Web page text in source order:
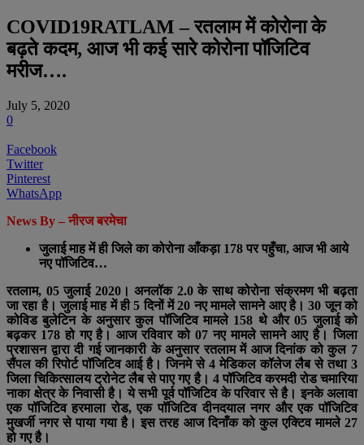
COVID19RATLAM – रतलाम में कोरोना के
बढ़ते कदम, आज भी कई सारे कोरोना पॉजिटिव
मरीज….
July 5, 2020
0
Facebook
Twitter
Pinterest
WhatsApp
News By – नीरज बरमेचा
जुलाई माह में ही जिले का कोरोना आँकड़ा 178 पर पहुँचा, आज भी आये
नए पॉजिटिव…
रतलाम, 05 जुलाई 2020। अनलॉक 2.0 के साथ कोरोना संक्रमण भी बढ़ता
जा रहा है। जुलाई माह में ही 5 दिनों में 20 नए मामले सामने आए है। 30 जून को
कोविड बुलेटिन के अनुसार कुल पॉजिटिव मामले 158 थे और 05 जुलाई को
बढ़कर 178 हो गए है। आज रविवार को 07 नए मामले सामने आए है। जिला
प्रशासन द्वारा दी गई जानकारी के अनुसार रतलाम में आज दिनांक को कुल 7
सैंपल की रिपोर्ट पॉजिटिव आई है। जिनमे से 4 मेडिकल कॉलेज लैब से तथा 3
जिला चिकित्सालय ट्रोनेट लैब से पाए गए है। 4 पॉजिटिव करमदी रोड चमारिया
नाका क्षेत्र के निवासी है। ये सभी पूर्व पॉजिटिव के परिवार से है। इनके अलावा
एक पॉजिटिव हरमाला रोड, एक पॉजिटिव दीनदयाल नगर और एक पॉजिटिव
मुखर्जी नगर से पाया गया है। इस तरह आज दिनाँक को कुल एक्टिव मामले 27
हो गए है।